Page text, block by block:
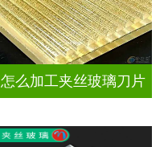
怎么加工夹丝玻璃刀片